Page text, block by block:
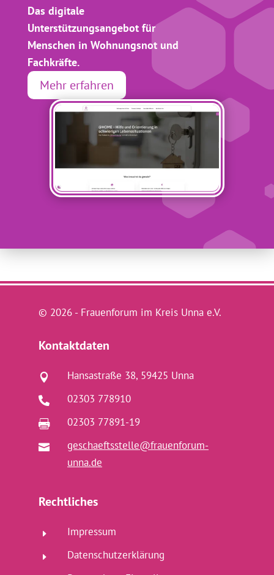
Das digitale
Unterstützungsangebot für
Menschen in Wohnungsnot und
Fachkräfte.
Mehr erfahren
© 2026 - Frauenforum im Kreis Unna e.V.
Kontaktdaten
 Hansastraße 38, 59425 Unna
 02303 778910
 02303 77891-19

geschaeftsstelle@frauenforum-
unna.de
Rechtliches
E Impressum
E Datenschutzerklärung